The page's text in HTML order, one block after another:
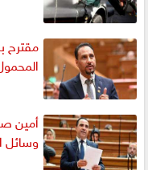
مقترح
أمين
وسائل